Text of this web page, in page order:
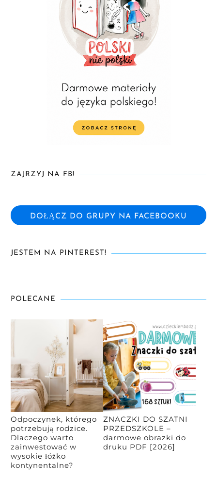
ZAJRZYJ NA FB!
DOŁĄCZ DO GRUPY NA FACEBOOKU
JESTEM NA PINTEREST!
POLECANE
Odpoczynek, którego
potrzebują rodzice.
Dlaczego warto
zainwestować w
wysokie łóżko
kontynentalne?
ZNACZKI DO SZATNI
PRZEDSZKOLE –
darmowe obrazki do
druku PDF [2026]